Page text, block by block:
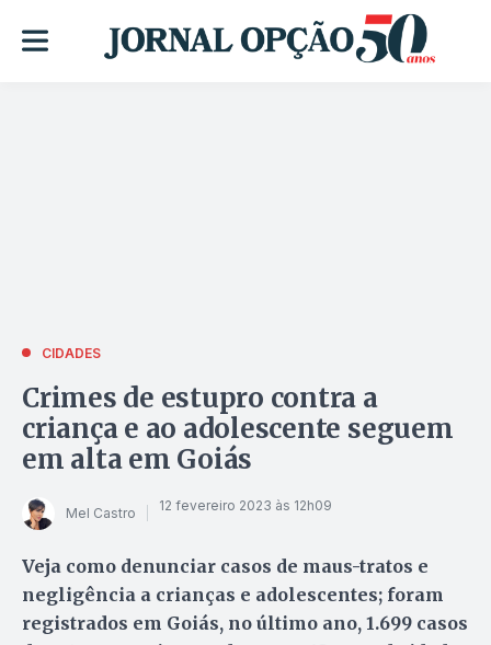
CIDADES
Crimes de estupro contra a
criança e ao adolescente seguem
em alta em Goiás
Mel Castro 12 fevereiro 2023 às 12h09
Veja como denunciar casos de maus-tratos e
negligência a crianças e adolescentes; foram
registrados em Goiás, no último ano, 1.699 casos